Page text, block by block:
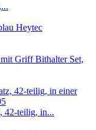
Heytec
Bithalter Set,
teilig, in...